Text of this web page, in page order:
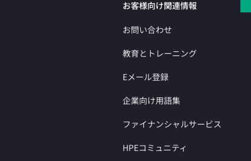
お客様向け関連情報
お問い合わせ
教育とトレーニング
Eメール登録
企業向け用語集
ファイナンシャルサービス
HPEコミュニティ